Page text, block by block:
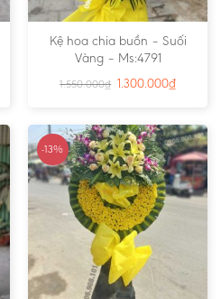
Kệ hoa chia buồn – Suối
Vàng – Ms:4791
1.550.000₫ 1.300.000₫
-13%